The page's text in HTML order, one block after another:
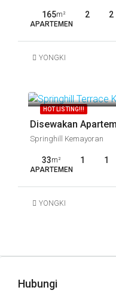
165m² 2 2
APARTEMEN
YONGKI
HOT LISTING!!!
Springhill Kemayoran
33m² 1 1
APARTEMEN
YONGKI
Hubungi